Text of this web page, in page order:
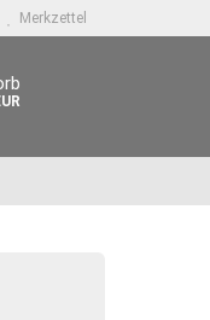
Merkzettel